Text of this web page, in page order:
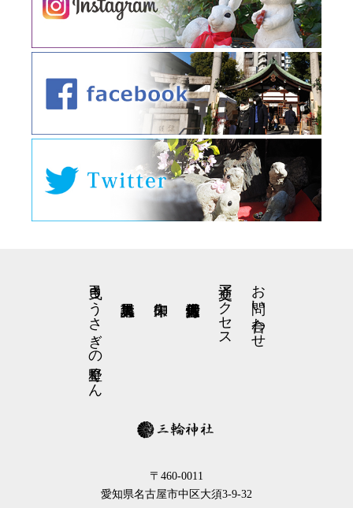
お問い合わせ
交通アクセス
弓曳きうさぎの星野くん
〒460-0011
愛知県名古屋市中区大須3-9-32